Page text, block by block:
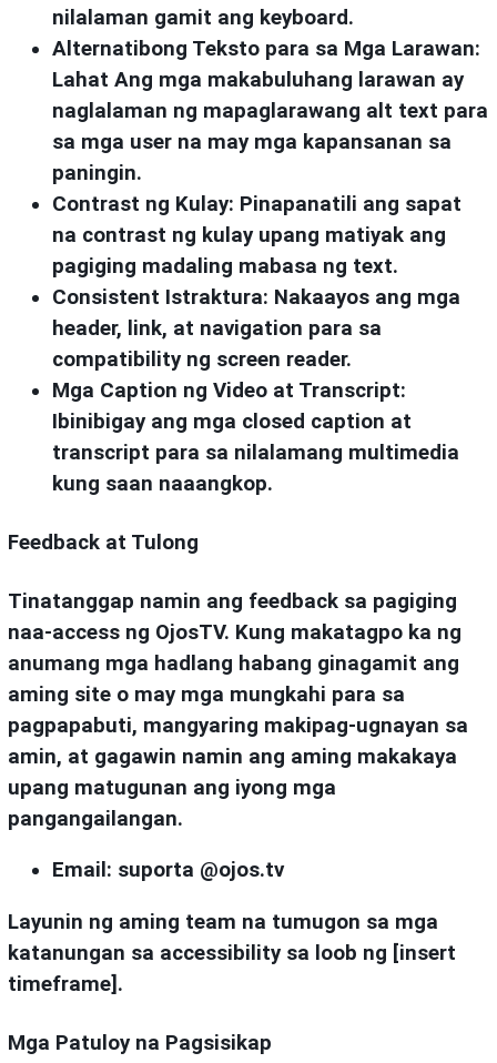
nilalaman gamit ang keyboard.
Alternatibong Teksto para sa Mga Larawan:
Lahat Ang mga makabuluhang larawan ay
naglalaman ng mapaglarawang alt text para
sa mga user na may mga kapansanan sa
paningin.
Contrast ng Kulay: Pinapanatili ang sapat
na contrast ng kulay upang matiyak ang
pagiging madaling mabasa ng text.
Consistent Istraktura: Nakaayos ang mga
header, link, at navigation para sa
compatibility ng screen reader.
Mga Caption ng Video at Transcript:
Ibinibigay ang mga closed caption at
transcript para sa nilalamang multimedia
kung saan naaangkop.
Feedback at Tulong
Tinatanggap namin ang feedback sa pagiging
naa-access ng OjosTV. Kung makatagpo ka ng
anumang mga hadlang habang ginagamit ang
aming site o may mga mungkahi para sa
pagpapabuti, mangyaring makipag-ugnayan sa
amin, at gagawin namin ang aming makakaya
upang matugunan ang iyong mga
pangangailangan.
Email: suporta @ojos.tv
Layunin ng aming team na tumugon sa mga
katanungan sa accessibility sa loob ng [insert
timeframe].
Mga Patuloy na Pagsisikap